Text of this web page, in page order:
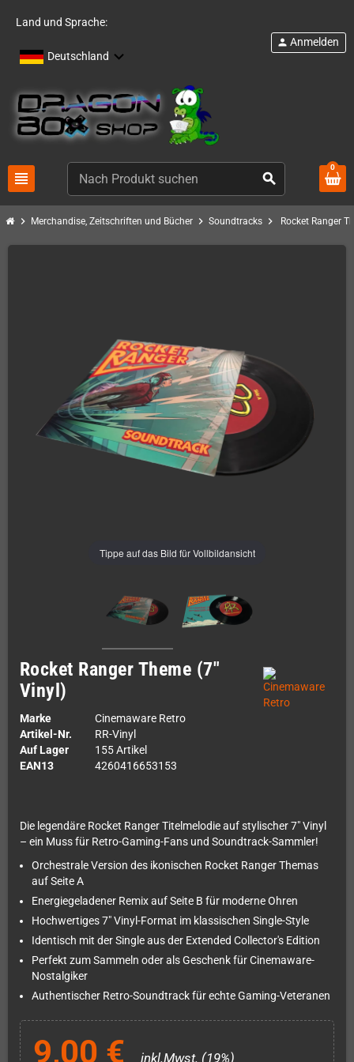
Land und Sprache:
Deutschland
view_headline search
person Anmelden
0
chevron_right Merchandise, Zeitschriften und Bücher chevron_right Soundtracks chevron_right Rocket Ranger
Tippe auf das Bild für Vollbildansicht
Rocket Ranger Theme (7"
Vinyl)
Marke
Cinemaware Retro
Artikel-Nr.
RR-Vinyl
Auf Lager
155 Artikel
EAN13
4260416653153
Die legendäre Rocket Ranger Titelmelodie auf stylischer 7" Vinyl
– ein Muss für Retro-Gaming-Fans und Soundtrack-Sammler!
Orchestrale Version des ikonischen Rocket Ranger Themas
auf Seite A
Energiegeladener Remix auf Seite B für moderne Ohren
Hochwertiges 7" Vinyl-Format im klassischen Single-Style
Identisch mit der Single aus der Extended Collector's Edition
Perfekt zum Sammeln oder als Geschenk für Cinemaware-
Nostalgiker
Authentischer Retro-Soundtrack für echte Gaming-Veteranen
9,00 € inkl.Mwst. (19%)